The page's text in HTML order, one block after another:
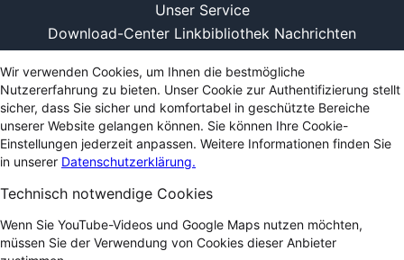
Unser Service
Download-Center Linkbibliothek Nachrichten
Wir verwenden Cookies, um Ihnen die bestmögliche
Nutzererfahrung zu bieten. Unser Cookie zur Authentifizierung stellt
sicher, dass Sie sicher und komfortabel in geschützte Bereiche
unserer Website gelangen können. Sie können Ihre Cookie-
Einstellungen jederzeit anpassen. Weitere Informationen finden Sie
in unserer Datenschutzerklärung.
Technisch notwendige Cookies
Wenn Sie YouTube-Videos und Google Maps nutzen möchten,
müssen Sie der Verwendung von Cookies dieser Anbieter